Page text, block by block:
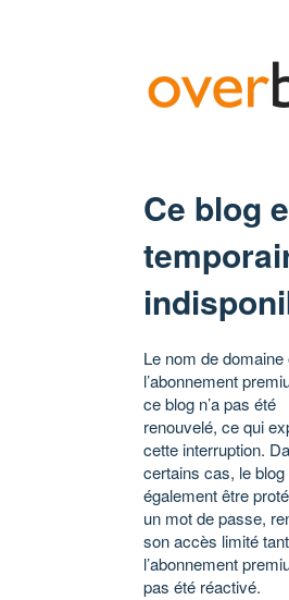
Ce blog
Le nom de domaine
l’abonnement
ce blog n’a pas été
renouvelé, ce qui
cette interruption.
certains cas, le blog
également être
un mot de passe,
son accès limité
l’abonnement
pas été réactivé.